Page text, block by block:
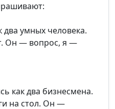
умных человека.
Он — вопрос, я —
как два бизнесмена.
на стол. Он —